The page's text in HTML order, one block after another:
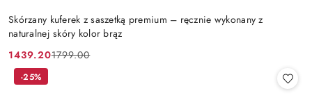
Skórzany kuferek z saszetką premium – ręcznie wykonany z
naturalnej skóry kolor brąz
Cena
promocyjna:
1439.20
Cena
przed
1799.00
-25%